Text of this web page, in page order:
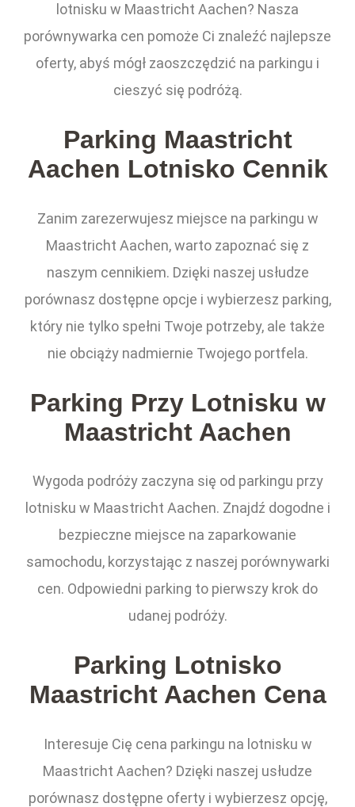
lotnisku w Maastricht Aachen? Nasza
porównywarka cen pomoże Ci znaleźć najlepsze
oferty, abyś mógł zaoszczędzić na parkingu i
cieszyć się podróżą.
Parking Maastricht
Aachen Lotnisko Cennik
Zanim zarezerwujesz miejsce na parkingu w
Maastricht Aachen, warto zapoznać się z
naszym cennikiem. Dzięki naszej usłudze
porównasz dostępne opcje i wybierzesz parking,
który nie tylko spełni Twoje potrzeby, ale także
nie obciąży nadmiernie Twojego portfela.
Parking Przy Lotnisku w
Maastricht Aachen
Wygoda podróży zaczyna się od parkingu przy
lotnisku w Maastricht Aachen. Znajdź dogodne i
bezpieczne miejsce na zaparkowanie
samochodu, korzystając z naszej porównywarki
cen. Odpowiedni parking to pierwszy krok do
udanej podróży.
Parking Lotnisko
Maastricht Aachen Cena
Interesuje Cię cena parkingu na lotnisku w
Maastricht Aachen? Dzięki naszej usłudze
porównasz dostępne oferty i wybierzesz opcję,